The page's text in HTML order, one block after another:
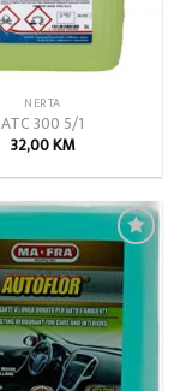
NERTA
ATC 300 5/1
32,00KM
Add to
wishlist